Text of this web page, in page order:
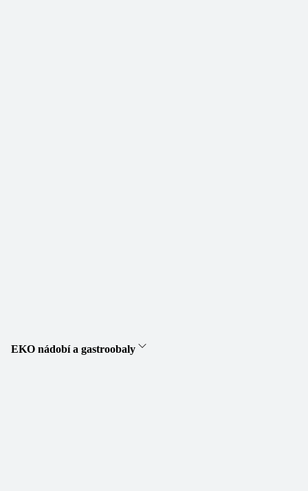
EKO nádobí a gastroobaly